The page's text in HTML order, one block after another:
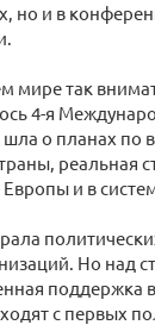
но и в
мире так
4-я
о планах по
реальная
и в
Но над
поддержка
с первых